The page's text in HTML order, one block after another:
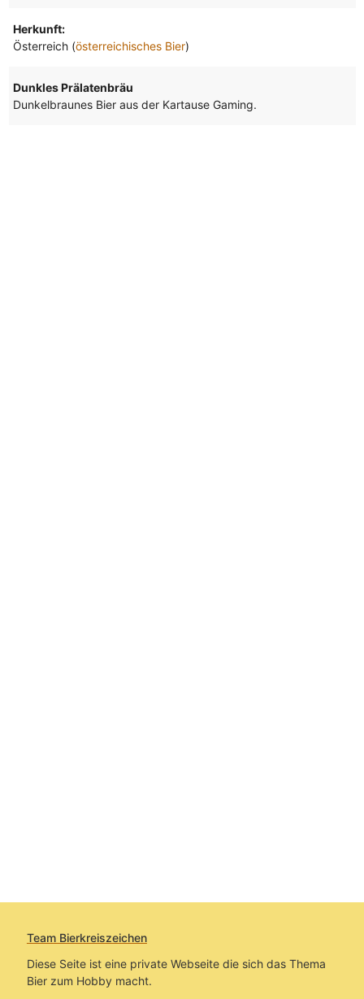
Herkunft:
Österreich (österreichisches Bier)
Dunkles Prälatenbräu
Dunkelbraunes Bier aus der Kartause Gaming.
Team Bierkreiszeichen
Diese Seite ist eine private Webseite die sich das Thema
Bier zum Hobby macht.